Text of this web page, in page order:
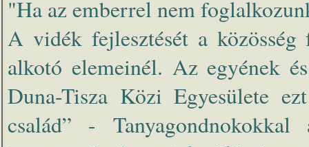
"Ha az emberrel nem
A vidék fejlesztését a
alkotó elemeinél. Az egyének
Duna-Tisza Közi Egyesülete
család” -